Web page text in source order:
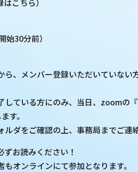
こちら）
30分前）
、メンバー登録いただいていない
ている方にのみ、当日、zoomの
す。
ダをご確認の上、事務局までご連
ずお読みください！
オンラインにて参加となります。